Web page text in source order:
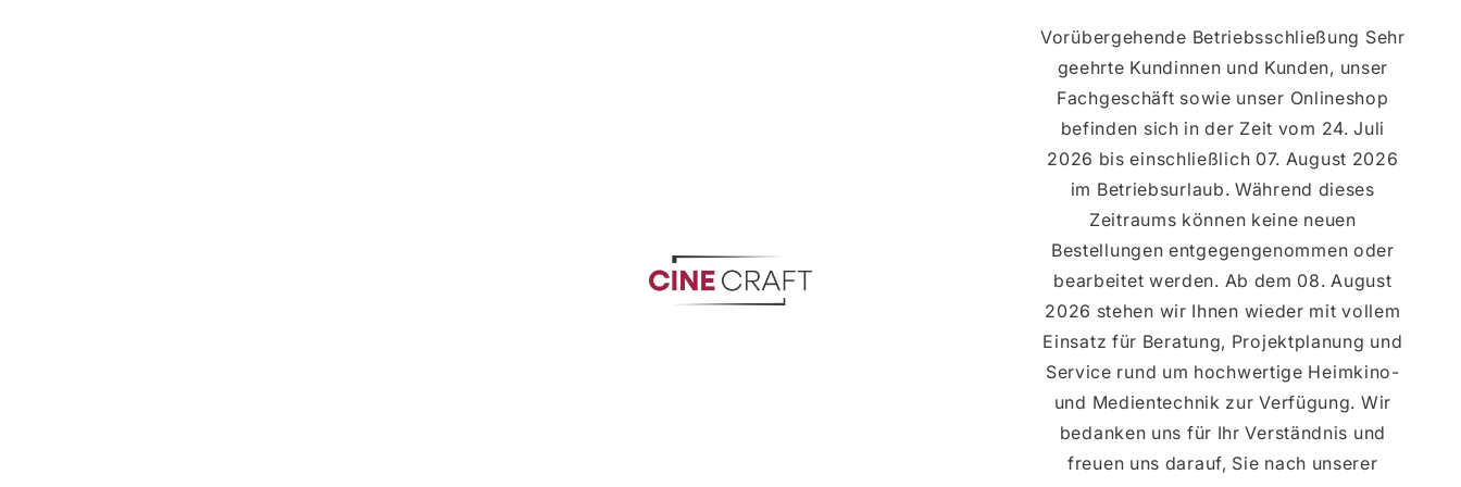
Vorübergehende Betriebsschließung Sehr
geehrte Kundinnen und Kunden, unser
Fachgeschäft sowie unser Onlineshop
befinden sich in der Zeit vom 24. Juli
2026 bis einschließlich 07. August 2026
im Betriebsurlaub. Während dieses
Zeitraums können keine neuen
Bestellungen entgegengenommen oder
bearbeitet werden. Ab dem 08. August
2026 stehen wir Ihnen wieder mit vollem
Einsatz für Beratung, Projektplanung und
Service rund um hochwertige Heimkino-
und Medientechnik zur Verfügung. Wir
bedanken uns für Ihr Verständnis und
freuen uns darauf, Sie nach unserer